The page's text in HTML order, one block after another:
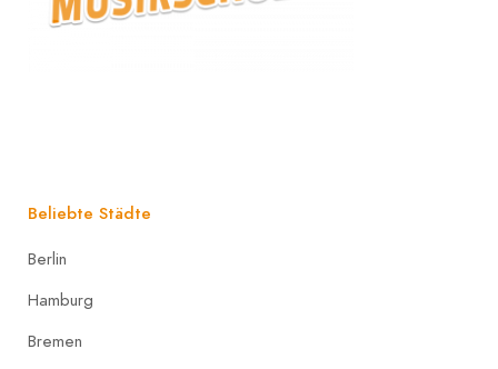
Beliebte Städte
Berlin
Hamburg
Bremen